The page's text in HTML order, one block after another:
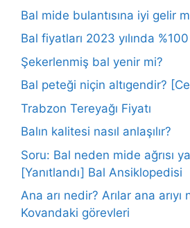
Bal mide bulantısına iyi gelir
Bal fiyatları 2023 yılında
Şekerlenmiş bal yenir mi?
Bal peteği niçin altıgendir?
Trabzon Tereyağı Fiyatı
Balın kalitesi nasıl anlaşılır?
Soru: Bal neden mide ağrısı
[Yanıtlandı] Bal Ansiklopedisi
Ana arı nedir? Arılar ana arıyı
Kovandaki görevleri